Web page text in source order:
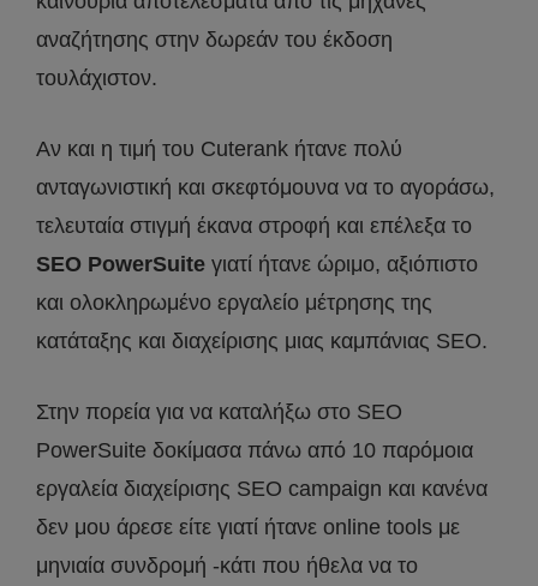
αναζήτησης στην δωρεάν του έκδοση
τουλάχιστον.
Αν και η τιμή του Cuterank ήτανε πολύ
ανταγωνιστική και σκεφτόμουνα να το αγοράσω,
τελευταία στιγμή έκανα στροφή και επέλεξα το
SEO PowerSuite γιατί ήτανε ώριμο, αξιόπιστο
και ολοκληρωμένο εργαλείο μέτρησης της
κατάταξης και διαχείρισης μιας καμπάνιας SEO.
Στην πορεία για να καταλήξω στο SEO
PowerSuite δοκίμασα πάνω από 10 παρόμοια
εργαλεία διαχείρισης SEO campaign και κανένα
δεν μου άρεσε είτε γιατί ήτανε online tools με
μηνιαία συνδρομή -κάτι που ήθελα να το